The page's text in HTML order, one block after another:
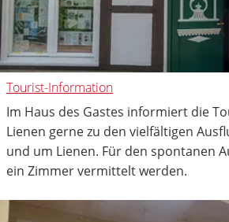
Tourist-Information
Im Haus des Gastes informiert die
Lienen gerne zu den vielfältigen
und um Lienen. Für den spontanen
ein Zimmer vermittelt werden.